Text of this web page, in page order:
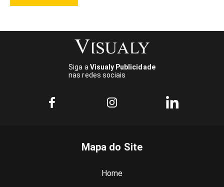
Siga aVisualy Publicidade
nas redes sociais
Mapa do Site
Home